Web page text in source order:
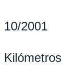
10/2001
Kilómetros